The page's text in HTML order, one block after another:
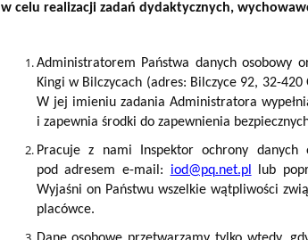
w celu realizacji zadań dydaktycznych,
Administratorem Państwa danych osobowy
Kingi w Bilczycach (adres: Bilczyce 92, 32-
W jej imieniu zadania Administratora
i zapewnia środki do zapewnienia
Pracuje z nami Inspektor ochrony danych
pod adresem e-mail: iod@pq.net.pl
lub
Wyjaśni on Państwu wszelkie wątpliwości
placówce.